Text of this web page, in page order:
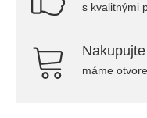
s kvalitnými
máme